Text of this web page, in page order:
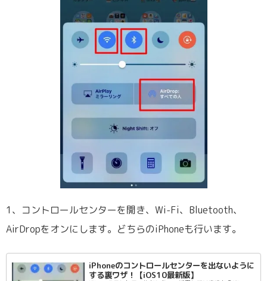
1、コントロールセンターを開き、Wi-Fi、Bluetooth、
AirDropをオンにします。どちらのiPhoneも行います。
iPhoneのコントロールセンターを出ないように
する裏ワザ！【iOS10最新版】